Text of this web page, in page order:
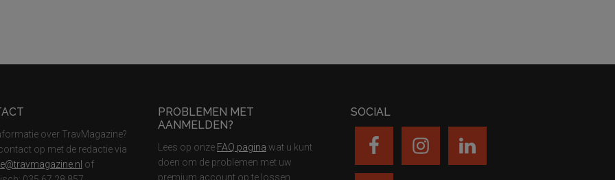
over TravMagazine?
op met de redactie via
of
PROBLEMEN MET
AANMELDEN?
Lees op onze FAQ pagina wat u kunt
doen om de problemen met uw
premium account op te lossen
SOCIAL